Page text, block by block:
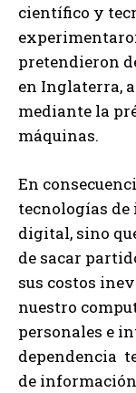
científico y
pretendieron
en Inglaterra,
mediante la
máquinas.
En
tecnologías
digital, sino
de sacar
sus costos
nuestro
personales e
dependencia
de